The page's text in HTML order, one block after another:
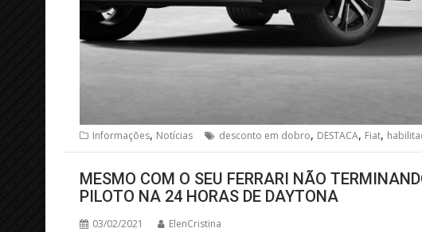
Informações, Notícias desconto em dobro, DESTACA, Fiat,
MESMO COM O SEU FERRARI NÃO
PILOTO NA 24 HORAS DE DAYTONA
03/02/2021 ElenCristina